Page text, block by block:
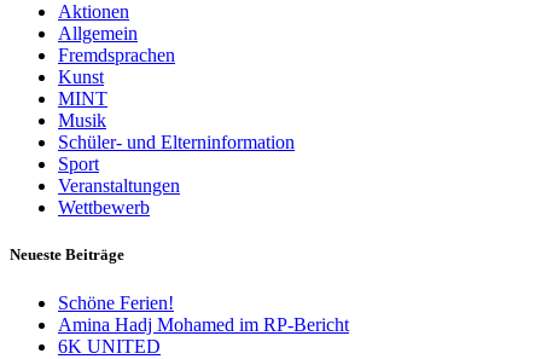
Aktionen
Allgemein
Fremdsprachen
Kunst
MINT
Musik
Schüler- und Elterninformation
Sport
Veranstaltungen
Wettbewerb
Neueste Beiträge
Schöne Ferien!
Amina Hadj Mohamed im RP-Bericht
6K UNITED